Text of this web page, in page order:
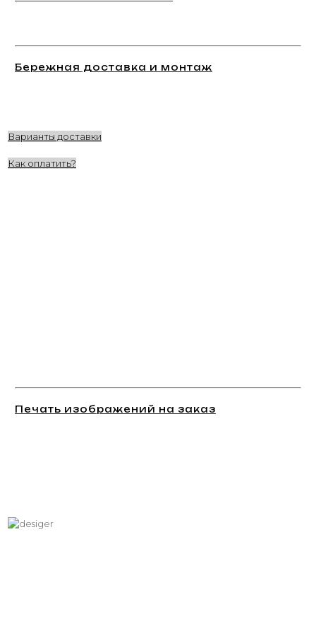
Бережная доставка и монтаж
Варианты доставки
Как оплатить?
Печать изображений на заказ